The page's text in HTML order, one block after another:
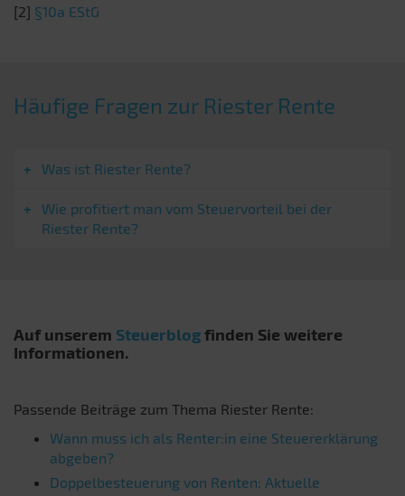
[2] §10a EStG
Häufige Fragen zur Riester Rente
Was ist Riester Rente?
Wie profitiert man vom Steuervorteil bei der
Riester Rente?
Auf unserem Steuerblogfinden Sie weitere
Informationen.
Passende Beiträge zum Thema Riester Rente:
Wann muss ich als Renter:in eine Steuererklärung
abgeben?
Doppelbesteuerung von Renten: Aktuelle